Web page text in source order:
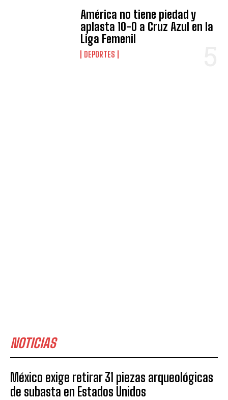
América no tiene piedad y
aplasta 10-0 a Cruz Azul en la
Liga Femenil
DEPORTES
NOTICIAS
México exige retirar 31 piezas arqueológicas
de subasta en Estados Unidos